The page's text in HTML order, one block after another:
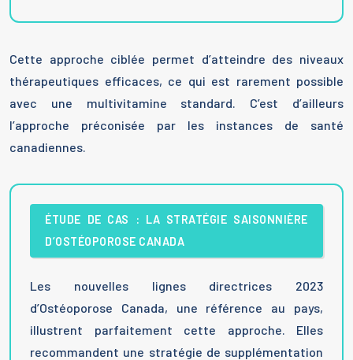
Cette approche ciblée permet d’atteindre des niveaux
thérapeutiques efficaces, ce qui est rarement possible
avec une multivitamine standard. C’est d’ailleurs
l’approche préconisée par les instances de santé
canadiennes.
ÉTUDE DE CAS : LA STRATÉGIE SAISONNIÈRE
D’OSTÉOPOROSE CANADA
Les nouvelles lignes directrices 2023
d’Ostéoporose Canada, une référence au pays,
illustrent parfaitement cette approche. Elles
recommandent une stratégie de supplémentation